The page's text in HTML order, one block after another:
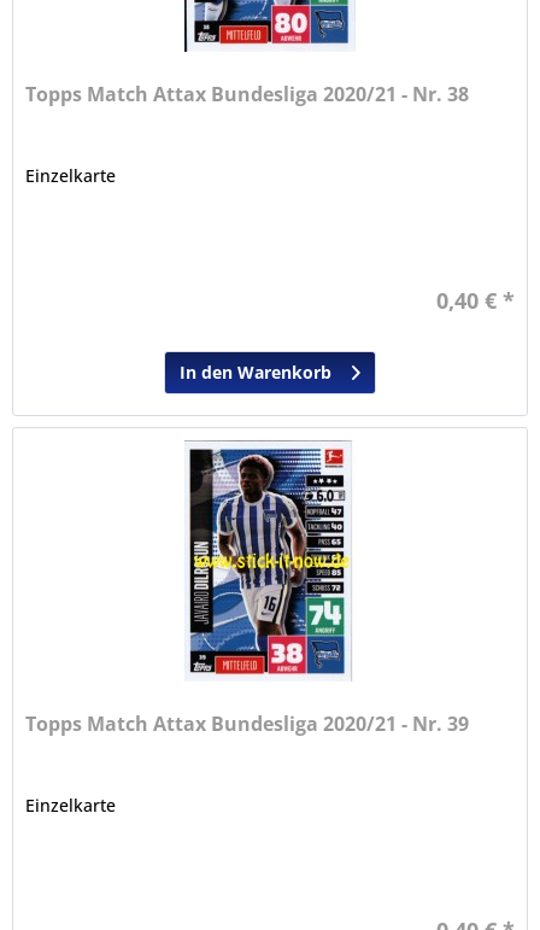
Topps Match Attax Bundesliga 2020/21 - Nr. 38
Einzelkarte
0,40 € *
In den Warenkorb
Topps Match Attax Bundesliga 2020/21 - Nr. 39
Einzelkarte